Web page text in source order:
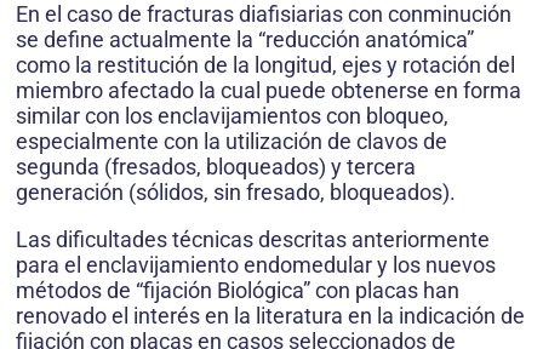
En el caso de fracturas diafisiarias con conminución
se define actualmente la “reducción anatómica”
como la restitución de la longitud, ejes y rotación del
miembro afectado la cual puede obtenerse en forma
similar con los enclavijamientos con bloqueo,
especialmente con la utilización de clavos de
segunda (fresados, bloqueados) y tercera
generación (sólidos, sin fresado, bloqueados).
Las dificultades técnicas descritas anteriormente
para el enclavijamiento endomedular y los nuevos
métodos de “fijación Biológica” con placas han
renovado el interés en la literatura en la indicación de
fijación con placas en casos seleccionados de